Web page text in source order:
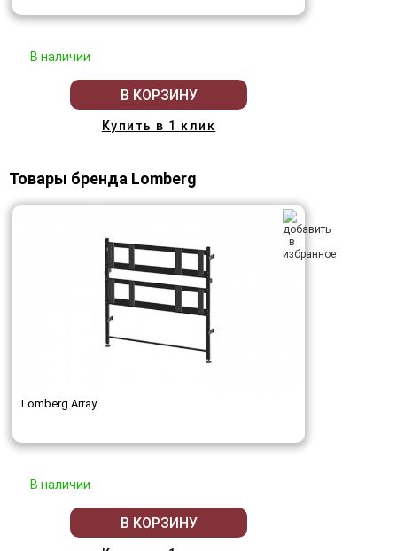
В наличии
В КОРЗИНУ
Купить в 1 клик
Товары бренда Lomberg
Lomberg Array
В наличии
В КОРЗИНУ